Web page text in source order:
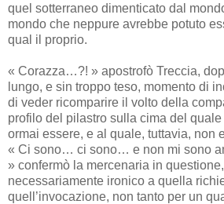
quel sotterraneo dimenticato dal
mondo che neppure avrebbe potuto
qual il proprio.
« Corazza…?! » apostrofò Treccia,
lungo, e sin troppo teso, momento di
di veder ricomparire il volto della
profilo del pilastro sulla cima del
ormai essere, e al quale, tuttavia, non
« Ci sono… ci sono… e non mi sono
» confermò la mercenaria in
necessariamente ironico a quella
quell’invocazione, non tanto per un